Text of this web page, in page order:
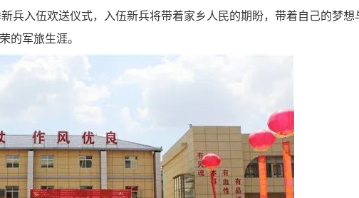
入伍欢送仪式，入伍新兵将带着家乡人民的期盼，带着自己的梦想
的军旅生涯。